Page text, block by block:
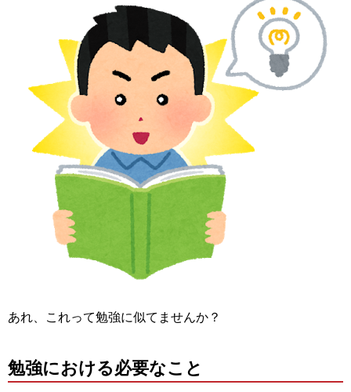
あれ、これって勉強に似てませんか？
勉強における必要なこと